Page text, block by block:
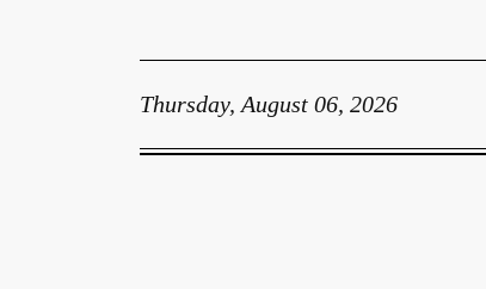
Thursday, August 06, 2026